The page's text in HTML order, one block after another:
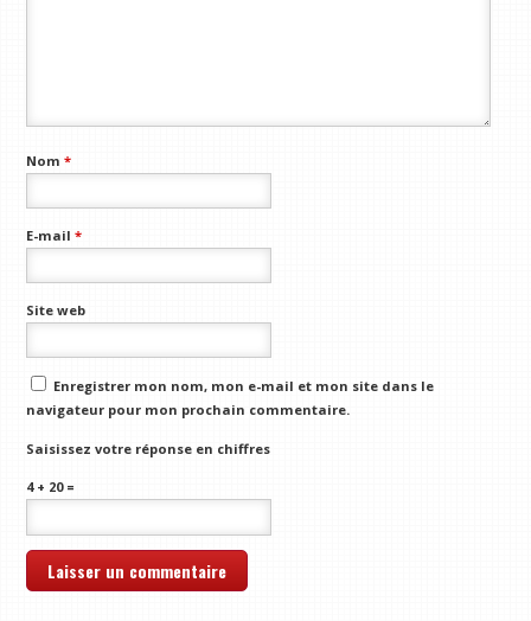
Nom*
E-mail*
Site web
Enregistrer mon nom, mon e-mail et mon site dans le
navigateur pour mon prochain commentaire.
Saisissez votre réponse en chiffres
4 + 20 =